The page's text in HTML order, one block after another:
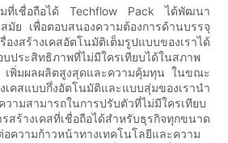
มที่เชื่อถือได้ Techflow Pack ได้พัฒนา
มัย เพื่อตอบสนองความต้องการด้านบรรจุ
สร้างเคสอัตโนมัติเต็มรูปแบบของเราได้
บประสิทธิภาพที่ไม่มีใครเทียบได้ในสภาพ
พิ่มผลผลิตสูงสุดและความคุ้มทุน ในขณะ
สแบบกึ่งอัตโนมัติและแบบสุ่มของเรานำ
ามสามารถในการปรับตัวที่ไม่มีใครเทียบ
ร้างเคสที่เชื่อถือได้สำหรับธุรกิจทุกขนาด
อความก้าวหน้าทางเทคโนโลยีและความ